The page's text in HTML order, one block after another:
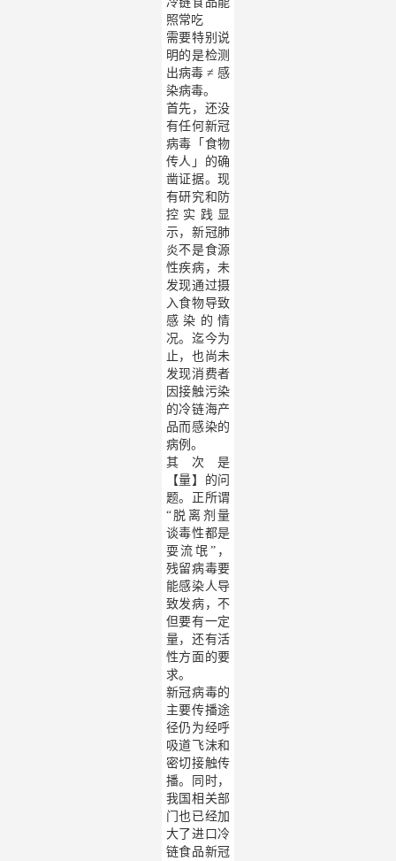
照常吃
需要特别说
明的是检测
出病毒 ≠ 感
染病毒。
首先，还没
有任何新冠
病毒「食物
传人」的确
凿证据。现
有研究和防
控实践显
示，新冠肺
炎不是食源
性疾病，未
发现通过摄
入食物导致
感染的情
况。迄今为
止，也尚未
发现消费者
因接触污染
的冷链海产
品而感染的
病例。
其次是
【量】的问
题。正所谓
“脱离剂量
谈毒性都是
耍流氓”，
残留病毒要
能感染人导
致发病，不
但要有一定
量，还有活
性方面的要
求。
新冠病毒的
主要传播途
径仍为经呼
吸道飞沫和
密切接触传
播。同时，
我国相关部
门也已经加
大了进口冷
链食品新冠